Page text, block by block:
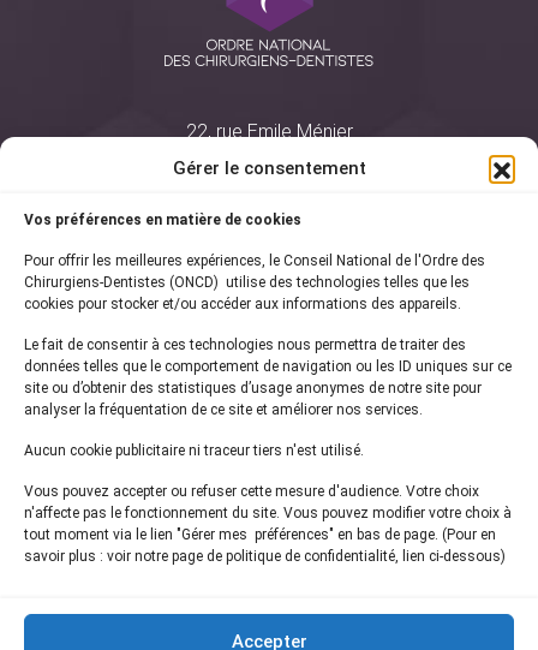
Gérer le consentement
Vos préférences en matière de cookies
Pour offrir les meilleures expériences, le Conseil National de l'Ordre des
Chirurgiens-Dentistes (ONCD) utilise des technologies telles que les
cookies pour stocker et/ou accéder aux informations des appareils.
Le fait de consentir à ces technologies nous permettra de traiter des
données telles que le comportement de navigation ou les ID uniques sur ce
site ou d’obtenir des statistiques d’usage anonymes de notre site pour
analyser la fréquentation de ce site et améliorer nos services.
Aucun cookie publicitaire ni traceur tiers n'est utilisé.
Vous pouvez accepter ou refuser cette mesure d'audience. Votre choix
n'affecte pas le fonctionnement du site. Vous pouvez modifier votre choix à
tout moment via le lien "Gérer mes préférences" en bas de page. (Pour en
savoir plus : voir notre page de politique de confidentialité, lien ci-dessous)
Accepter
22, rue Emile Ménier
75761 Paris Cedex 16
01 44 34 78 80
courrier@oncd.org
Actualités
Presse
Informations légales
Plan du site
Inscrivez-vous à notrenewsletter